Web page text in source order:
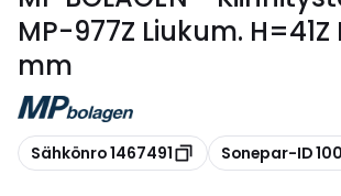
MP-977Z Liukum. H=41Z
mm
Kopioi
Sähkönro 1467491 Kopioi
Sonepar-ID